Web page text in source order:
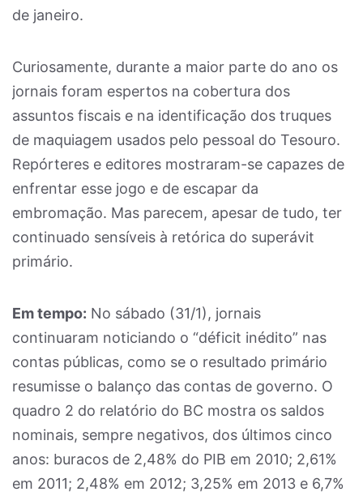
de janeiro.
Curiosamente, durante a maior parte do ano os
jornais foram espertos na cobertura dos
assuntos fiscais e na identificação dos truques
de maquiagem usados pelo pessoal do Tesouro.
Repórteres e editores mostraram-se capazes de
enfrentar esse jogo e de escapar da
embromação. Mas parecem, apesar de tudo, ter
continuado sensíveis à retórica do superávit
primário.
Em tempo: No sábado (31/1), jornais
continuaram noticiando o “déficit inédito” nas
contas públicas, como se o resultado primário
resumisse o balanço das contas de governo. O
quadro 2 do relatório do BC mostra os saldos
nominais, sempre negativos, dos últimos cinco
anos: buracos de 2,48% do PIB em 2010; 2,61%
em 2011; 2,48% em 2012; 3,25% em 2013 e 6,7%